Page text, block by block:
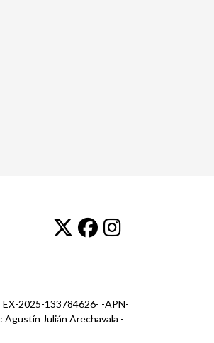
2025-133784626- -APN-
Agustín Julián Arechavala -